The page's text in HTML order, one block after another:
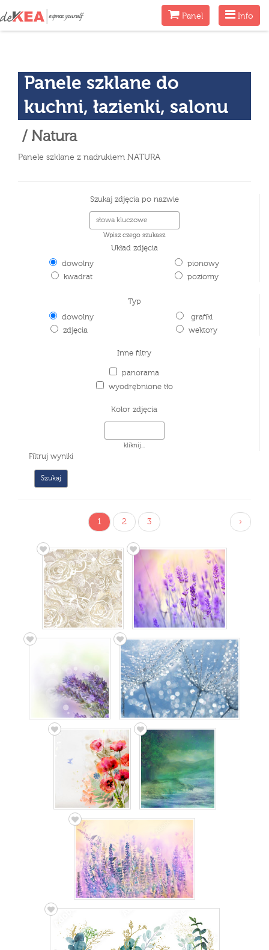
Menu
Info
MenuPanel
Panele szklane do
kuchni, łazienki, salonu
/ Natura
Panele szklane z nadrukiem NATURA
Szukaj zdjęcia po nazwie
Wpisz czego szukasz
Układ zdjęcia
dowolny
kwadrat
pionowy
poziomy
Typ
dowolny
zdjęcia
grafiki
wektory
Inne filtry
panorama
wyodrębnione tło
Kolor zdjęcia
kliknij...
Filtruj wyniki
1 2 3 ›